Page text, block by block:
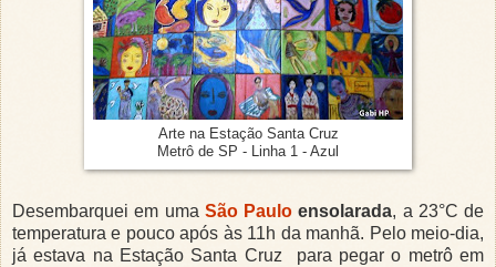
Arte na Estação Santa Cruz
Metrô de SP - Linha 1 - Azul
Desembarquei em uma São Paulo ensolarada, a 23°C de
temperatura e pouco após às 11h da manhã. Pelo meio-dia,
já estava na Estação Santa Cruz para pegar o metrô em